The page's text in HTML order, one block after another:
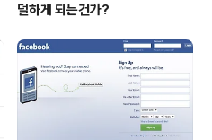
덜하게 되는건가?